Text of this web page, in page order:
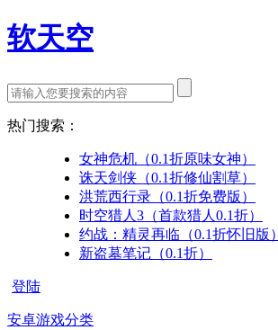
软天空
热门搜索：
女神危机（0.1折原味女神）
诛天剑侠（0.1折修仙割草）
洪荒西行录（0.1折免费版）
时空猎人3（首款猎人0.1折）
约战：精灵再临（0.1折怀旧版）
新盗墓笔记（0.1折）
登陆
安卓游戏分类